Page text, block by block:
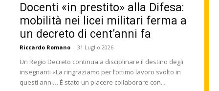
Docenti «in prestito» alla Difesa:
mobilità nei licei militari ferma a
un decreto di cent’anni fa
Riccardo Romano - 31 Luglio 2026
Un Regio Decreto continua a disciplinare il destino degli
insegnanti «La ringraziamo per l’ottimo lavoro svolto in
questi anni… È stato un piacere collaborare con...